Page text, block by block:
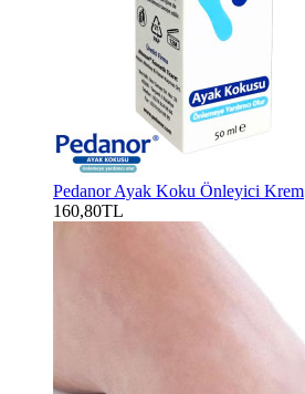
Pedanor Ayak Koku Önleyici Krem
160,80TL